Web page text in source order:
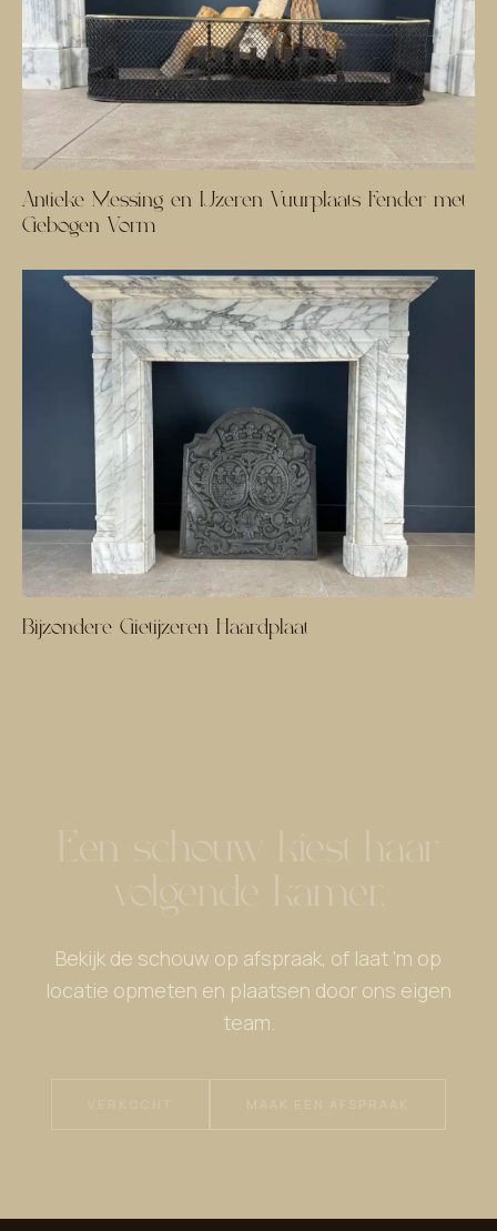
Antieke Messing en IJzeren Vuurplaats Fender met
Gebogen Vorm
Bijzondere Gietijzeren Haardplaat
Een schouw kiest haar
volgende kamer.
Bekijk de schouw op afspraak, of laat 'm op
locatie opmeten en plaatsen door ons eigen
team.
MAAK EEN AFSPRAAK